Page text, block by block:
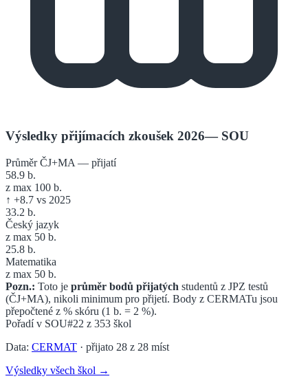
Výsledky přijímacích zkoušek 2026— SOU
Průměr ČJ+MA — přijatí
58.9 b.
z max 100 b.
↑ +8.7 vs 2025
33.2 b.
Český jazyk
z max 50 b.
25.8 b.
Matematika
z max 50 b.
Pozn.: Toto je průměr bodů přijatých studentů z JPZ testů
(ČJ+MA), nikoli minimum pro přijetí. Body z CERMATu jsou
přepočtené z % skóru (1 b. = 2 %).
Pořadí v SOU#22 z 353 škol
Data: CERMAT · přijato 28 z 28 míst
Výsledky všech škol →